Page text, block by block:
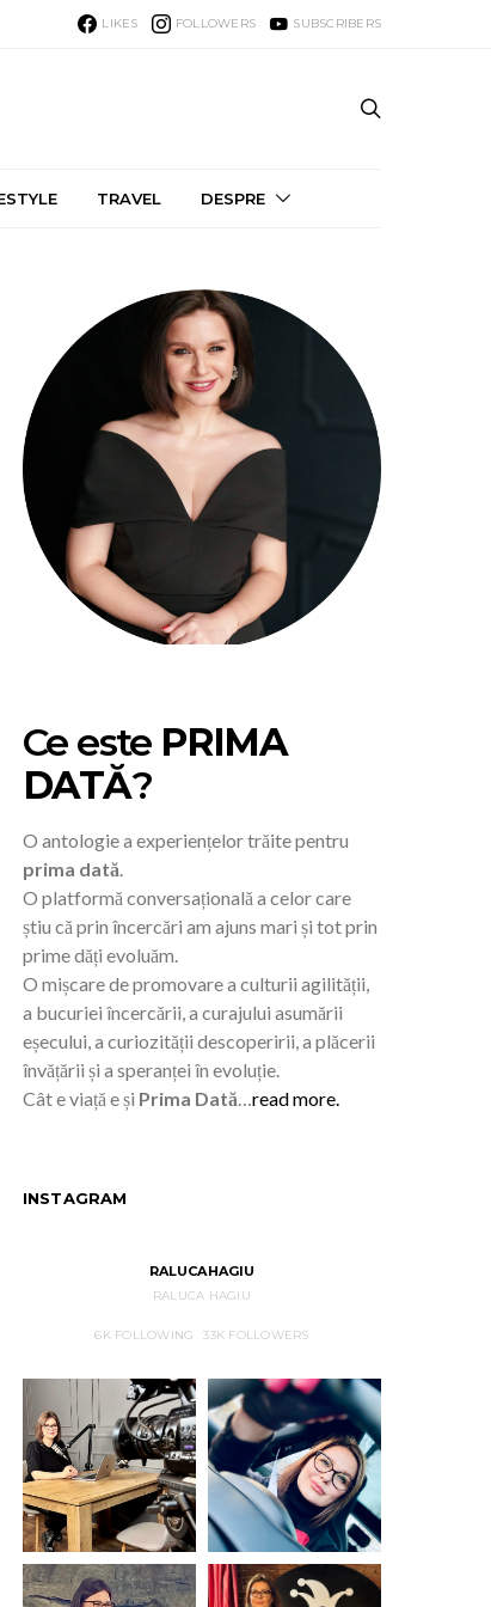
LIKES FOLLOWERS SUBSCRIBERS
TRAVEL DESPRE
Ce este PRIMA
DATĂ?
O antologie a experiențelor trăite pentru
prima dată.
O platformă conversațională a celor care
știu că prin încercări am ajuns mari și tot prin
prime dăți evoluăm.
O mișcare de promovare a culturii agilității,
a bucuriei încercării, a curajului asumării
eșecului, a curiozității descoperirii, a plăcerii
învățării și a speranței în evoluție.
Cât e viață e și Prima Dată…read more.
INSTAGRAM
RALUCAHAGIU
RALUCA HAGIU
6KFOLLOWING 33K FOLLOWERS